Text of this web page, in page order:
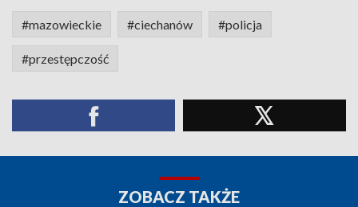
#mazowieckie #ciechanów #policja
#przestępczość
ZOBACZ TAKŻE